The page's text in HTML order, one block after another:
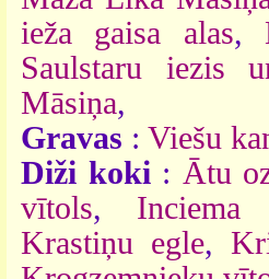
ieža gaisa alas,
Saulstaru iezis
Māsiņa,
Gravas : Viešu
Diži koki : Ātu
vītols, Inciema
Krastiņu egle,